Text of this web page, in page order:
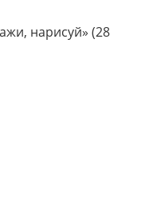
нарисуй» (28